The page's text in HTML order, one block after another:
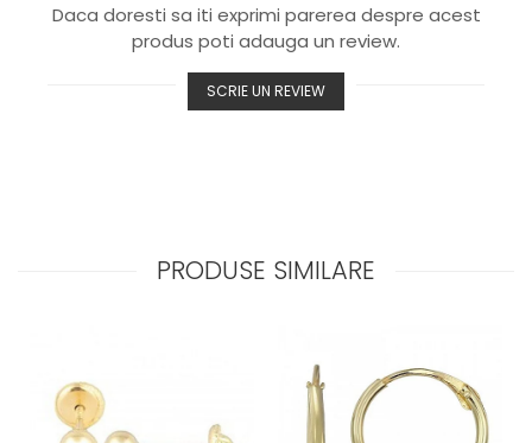
Daca doresti sa iti exprimi parerea despre acest
produs poti adauga un review.
SCRIE UN REVIEW
PRODUSE SIMILARE